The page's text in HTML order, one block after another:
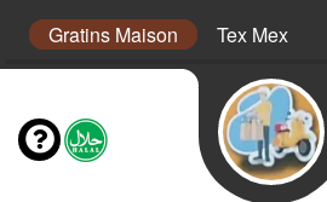
Gratins Maison Tex Mex